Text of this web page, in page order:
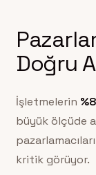
Doğru
İşletmelerin
büyük ölçüde
kritik görüyor.